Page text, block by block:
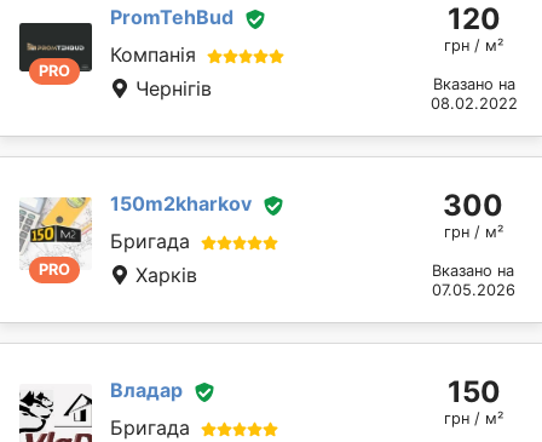
PRO
PromTehBud
Компанія
Чернігів
120
грн / м²
Вказано на
08.02.2022
PRO
150m2kharkov
Бригада
Харків
300
грн / м²
Вказано на
07.05.2026
Владар
Бригада
150
грн / м²